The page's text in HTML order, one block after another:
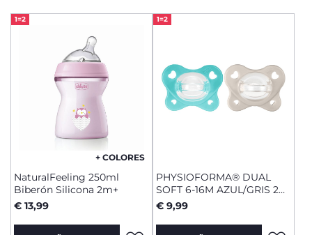
1=2
+ COLORES
NaturalFeeling 250ml
Biberón Silicona 2m+
€ 13,99
1=2
PHYSIOFORMA® DUAL
SOFT 6-16M AZUL/GRIS 2
UDS.
€ 9,99